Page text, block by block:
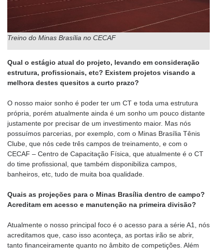
Treino do Minas Brasília no CECAF
Qual o estágio atual do projeto, levando em consideração
estrutura, profissionais, etc? Existem projetos visando a
melhora destes quesitos a curto prazo?
O nosso maior sonho é poder ter um CT e toda uma estrutura
própria, porém atualmente ainda é um sonho um pouco distante
justamente por precisar de um investimento maior. Mas nós
possuímos parcerias, por exemplo, com o Minas Brasília Tênis
Clube, que nós cede três campos de treinamento, e com o
CECAF – Centro de Capacitação Física, que atualmente é o CT
do time profissional, que também disponibiliza campos,
banheiros, etc, tudo de muita boa qualidade.
Quais as projeções para o Minas Brasília dentro de campo?
Acreditam em acesso e manutenção na primeira divisão?
Atualmente o nosso principal foco é o acesso para a série A1, nós
acreditamos que, caso isso aconteça, as portas irão se abrir,
tanto financeiramente quanto no âmbito de competições. Além